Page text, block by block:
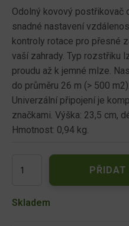
Odolný kovový postřikovač
snadné nastavení
kontroly rotace pro přesné
vaší zahrady. Typ rozstřiku
proudu až k jemné mlze.
do průměru 26 m (> 500
Univerzální připojení je
značkami. Výška: 23,5 cm,
Hmotnost: 0,94 kg.
zavlažovač
kolečky
Skladem